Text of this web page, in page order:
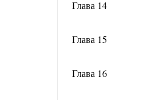
Глава 14
Глава 15
Глава 16